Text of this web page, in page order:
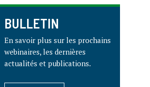
BULLETIN
En savoir plus sur les prochains
webinaires, les dernières
actualités et publications.